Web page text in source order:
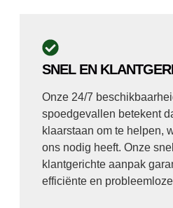
SNEL EN
Onze 24/7
spoedgevallen betekent
klaarstaan om te helpen,
ons nodig heeft. Onze
klantgerichte aanpak
efficiënte en